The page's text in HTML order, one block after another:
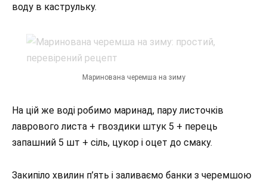
воду в каструльку.
Маринована черемша на зиму
На цій же воді робимо маринад, пару листочків
лаврового листа + гвоздики штук 5 + перець
запашний 5 шт + сіль, цукор і оцет до смаку.
Закипіло хвилин п’ять і заливаємо банки з черемшою